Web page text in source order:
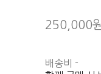
250,000
배송비 -